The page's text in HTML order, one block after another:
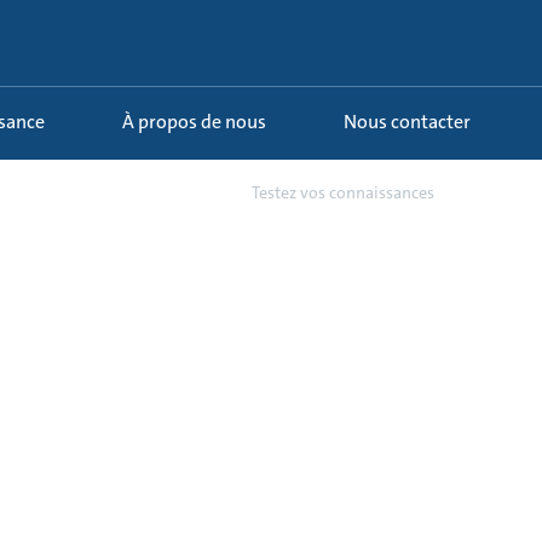
À propos de nous Nous contacter
Testez vos connaissances